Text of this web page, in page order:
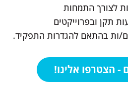
לצורך התמחות
תקן ובפרוייקטים
ות בהתאם להגדרות התפקיד.
- הצטרפו אלינו!